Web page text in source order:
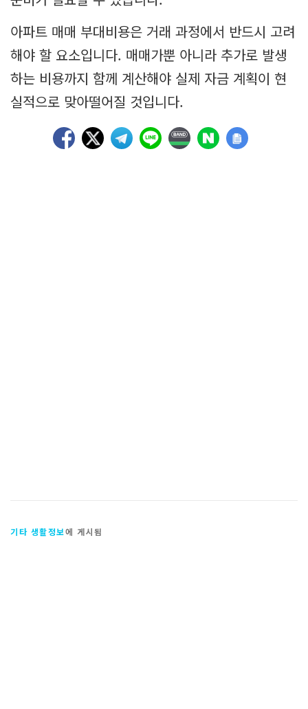
아파트 매매 부대비용은 거래 과정에서 반드시 고려
해야 할 요소입니다. 매매가뿐 아니라 추가로 발생
하는 비용까지 함께 계산해야 실제 자금 계획이 현
실적으로 맞아떨어질 것입니다.
기타 생활정보에 게시됨